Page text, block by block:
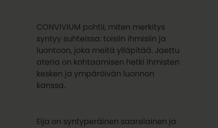
CONVIVIUM pohtii, miten merkitys
syntyy suhteissa: toisiin ihmisiin ja
luontoon, joka meitä ylläpitää. Jaettu
ateria on kohtaamisen hetki ihmisten
kesken ja ympäröivän luonnon
kanssa.
Eija on syntyperäinen saarelainen ja